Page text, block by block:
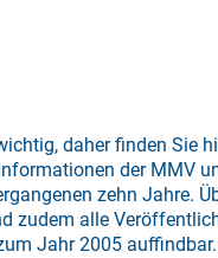
daher finden Sie
der MMV
zehn Jahre.
zudem alle
Jahr 2005 auffindbar.